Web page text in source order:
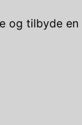
tilbyde